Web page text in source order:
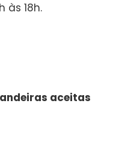
às 18h.
aceitas